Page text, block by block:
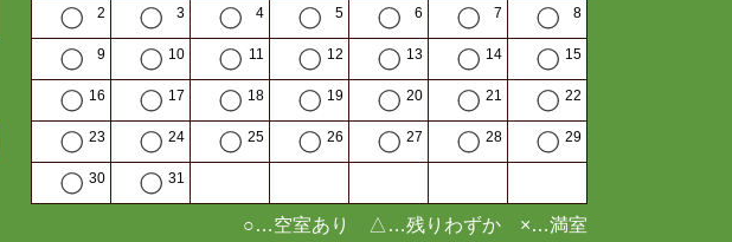
2 3 4 5 6 7 8
9 10 11 12 13 14 15
16 17 18 19 20 21 22
23 24 25 26 27 28 29
30 31
○…空室あり △…残りわずか ×…満室